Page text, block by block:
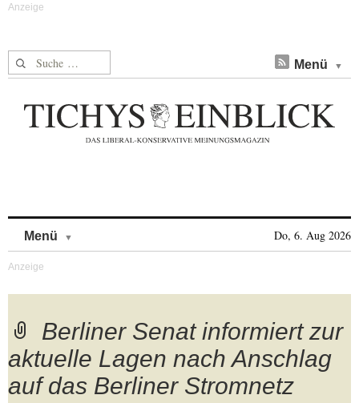
Suche nach: Menü
Menü Do, 6. Aug 2026
Berliner Senat informiert zur
aktuelle Lagen nach Anschlag
auf das Berliner Stromnetz